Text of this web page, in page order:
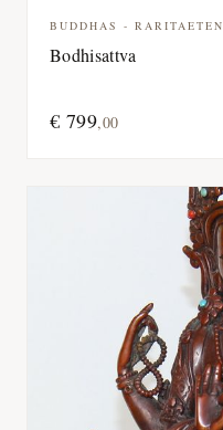
BUDDHAS - RARITAETEN
Bodhisattva
€ 799,00